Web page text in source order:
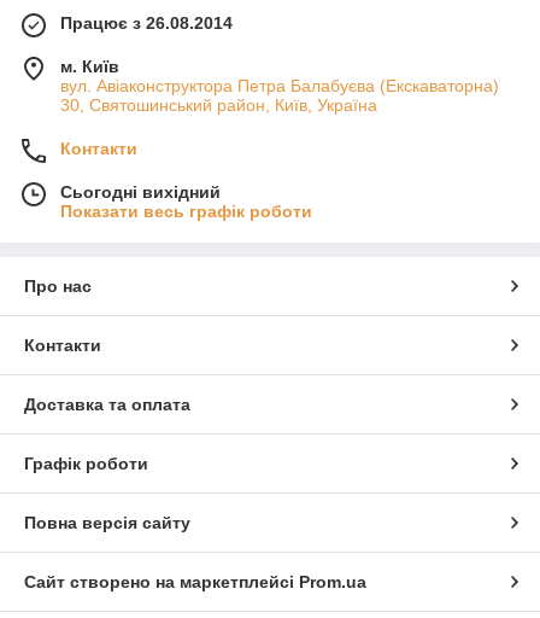
Працює з 26.08.2014
м. Київ
вул. Авіаконструктора Петра Балабуєва (Екскаваторна)
30, Святошинський район, Київ, Україна
Контакти
Сьогодні вихідний
Показати весь графік роботи
Про нас
Контакти
Доставка та оплата
Графік роботи
Повна версія сайту
Сайт створено на маркетплейсі Prom.ua